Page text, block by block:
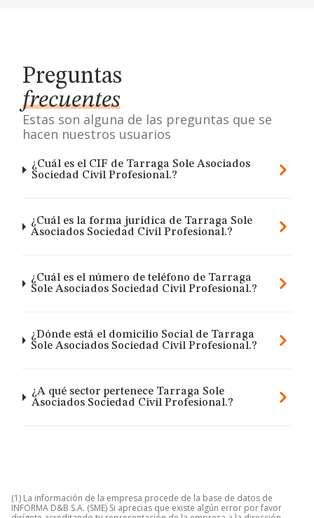
Preguntas
frecuentes
Estas son alguna de las preguntas que se
hacen nuestros usuarios
¿Cuál es el CIF de Tarraga Sole Asociados
Sociedad Civil Profesional.?
¿Cuál es la forma jurídica de Tarraga Sole
Asociados Sociedad Civil Profesional.?
¿Cuál es el número de teléfono de Tarraga
Sole Asociados Sociedad Civil Profesional.?
¿Dónde está el domicilio Social de Tarraga
Sole Asociados Sociedad Civil Profesional.?
¿A qué sector pertenece Tarraga Sole
Asociados Sociedad Civil Profesional.?
(1) La información de la empresa procede de la base de datos de
INFORMA D&B S.A. (SME) Si aprecias que existe algún error por favor